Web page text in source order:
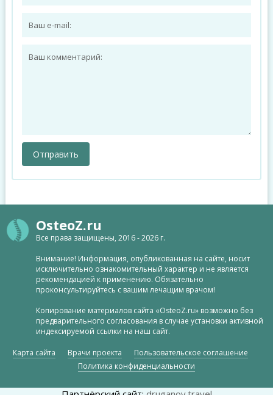
OsteoZ.ru
Все права защищены, 2016 - 2026 г.
Внимание! Информация, опубликованная на сайте, носит
исключительно ознакомительный характер и не является
рекомендацией к применению. Обязательно
проконсультируйтесь с вашим лечащим врачом!
Копирование материалов сайта «OsteoZ.ru» возможно без
предварительного согласования в случае установки активной
индексируемой ссылки на наш сайт.
Карта сайта Врачи проекта
Пользовательское соглашение
Политика конфиденциальности